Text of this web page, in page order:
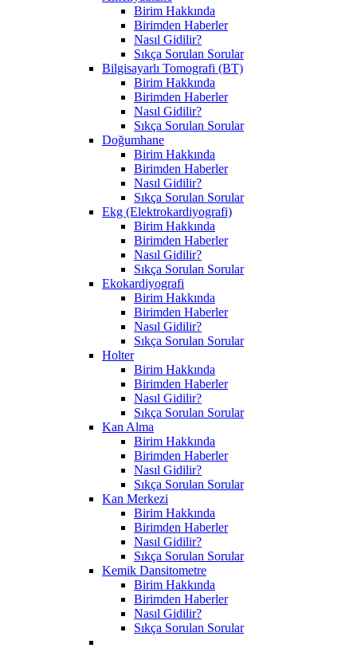
Birim Hakkında
Birimden Haberler
Nasıl Gidilir?
Sıkça Sorulan Sorular
Bilgisayarlı Tomografi (BT)
Birim Hakkında
Birimden Haberler
Nasıl Gidilir?
Sıkça Sorulan Sorular
Doğumhane
Birim Hakkında
Birimden Haberler
Nasıl Gidilir?
Sıkça Sorulan Sorular
Ekg (Elektrokardiyografi)
Birim Hakkında
Birimden Haberler
Nasıl Gidilir?
Sıkça Sorulan Sorular
Ekokardiyografi
Birim Hakkında
Birimden Haberler
Nasıl Gidilir?
Sıkça Sorulan Sorular
Holter
Birim Hakkında
Birimden Haberler
Nasıl Gidilir?
Sıkça Sorulan Sorular
Kan Alma
Birim Hakkında
Birimden Haberler
Nasıl Gidilir?
Sıkça Sorulan Sorular
Kan Merkezi
Birim Hakkında
Birimden Haberler
Nasıl Gidilir?
Sıkça Sorulan Sorular
Kemik Dansitometre
Birim Hakkında
Birimden Haberler
Nasıl Gidilir?
Sıkça Sorulan Sorular